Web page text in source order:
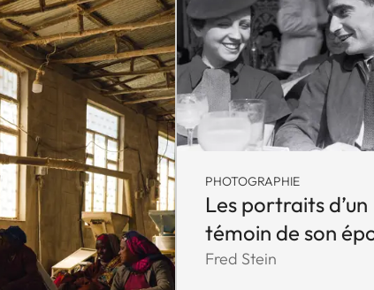
PHOTOGRAPHIE
Les portraits d’un
témoin de son
Fred Stein